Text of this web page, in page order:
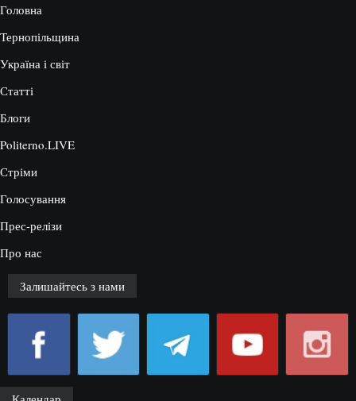
Головна
Тернопільщина
Україна і світ
Статті
Блоги
Politerno.LIVE
Стріми
Голосування
Прес-релізи
Про нас
Залишайтесь з нами